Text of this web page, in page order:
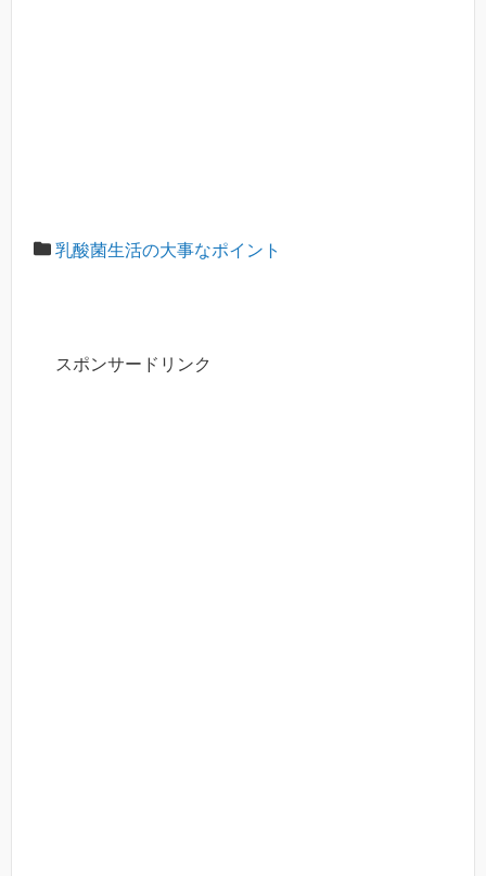
乳酸菌生活の大事なポイント
スポンサードリンク